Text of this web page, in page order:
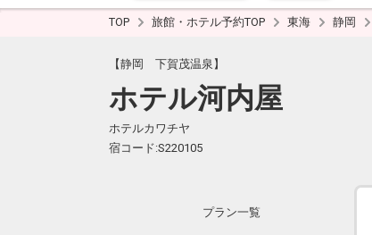
TOP 旅館・ホテル予約TOP 東海 静岡
【静岡 下賀茂温泉】
ホテル河内屋
ホテルカワチヤ
宿コード:S220105
プラン一覧